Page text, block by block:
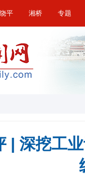
饶平 湘桥 专题
| 深挖工